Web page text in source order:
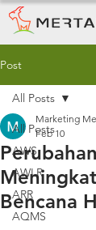
Post
All Posts
AWS
AWLR
ARR
AQMS
All Posts
Bencana
Marketing
Feb 10